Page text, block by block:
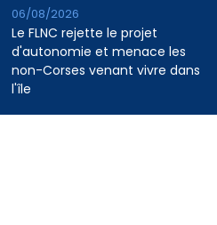
Le FLNC rejette le projet
d'autonomie et menace les
non-Corses venant vivre dans
l'île
06/08/2026